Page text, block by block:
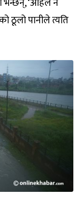
ठूलो पानीले त्यति